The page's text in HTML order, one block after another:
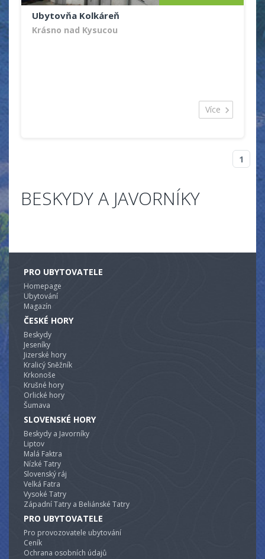
Ubytovňa Kolkáreň
Krásno nad Kysucou
Více
1
BESKYDY A JAVORNÍKY
PRO UBYTOVATELE
Homepage
Ubytování
Magazín
ČESKÉ HORY
Beskydy
Jeseníky
Jizerské hory
Kralicý Sněžník
Krkonoše
Krušné hory
Orlické hory
Šumava
SLOVENSKÉ HORY
Beskydy a Javorníky
Liptov
Malá Faktra
Nízké Tatry
Slovenský ráj
Velká Fatra
Vysoké Tatry
Západní Tatry a Beliánské Tatry
PRO UBYTOVATELE
Pro provozovatele ubytování
Ceník
Ochrana osobních údajů